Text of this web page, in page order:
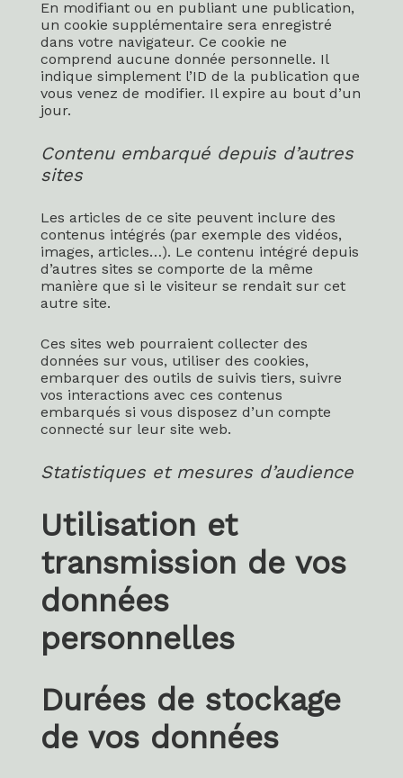
En modifiant ou en publiant une publication,
un cookie supplémentaire sera enregistré
dans votre navigateur. Ce cookie ne
comprend aucune donnée personnelle. Il
indique simplement l’ID de la publication que
vous venez de modifier. Il expire au bout d’un
jour.
Contenu embarqué depuis d’autres
sites
Les articles de ce site peuvent inclure des
contenus intégrés (par exemple des vidéos,
images, articles…). Le contenu intégré depuis
d’autres sites se comporte de la même
manière que si le visiteur se rendait sur cet
autre site.
Ces sites web pourraient collecter des
données sur vous, utiliser des cookies,
embarquer des outils de suivis tiers, suivre
vos interactions avec ces contenus
embarqués si vous disposez d’un compte
connecté sur leur site web.
Statistiques et mesures d’audience
Utilisation et
transmission de vos
données
personnelles
Durées de stockage
de vos données